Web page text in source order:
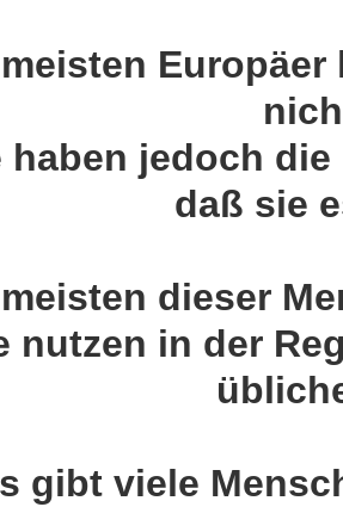
haben jedoch
daß sie
dieser
nutzen in der
gibt viele